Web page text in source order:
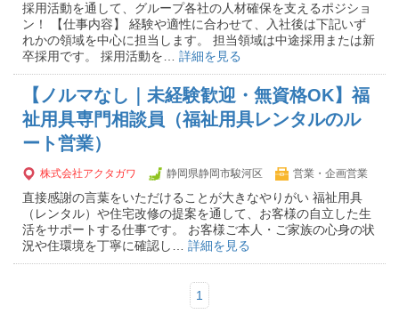
採用活動を通して、グループ各社の人材確保を支えるポジショ
ン！ 【仕事内容】 経験や適性に合わせて、入社後は下記いず
れかの領域を中心に担当します。 担当領域は中途採用または新
卒採用です。 採用活動を… 詳細を見る
【ノルマなし｜未経験歓迎・無資格OK】福
祉用具専門相談員（福祉用具レンタルのル
ート営業）
株式会社アクタガワ 静岡県静岡市駿河区 営業・企画営業
直接感謝の言葉をいただけることが大きなやりがい 福祉用具
（レンタル）や住宅改修の提案を通して、お客様の自立した生
活をサポートする仕事です。 お客様ご本人・ご家族の心身の状
況や住環境を丁寧に確認し… 詳細を見る
1